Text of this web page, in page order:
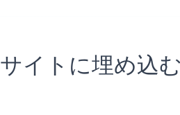
トに埋め込